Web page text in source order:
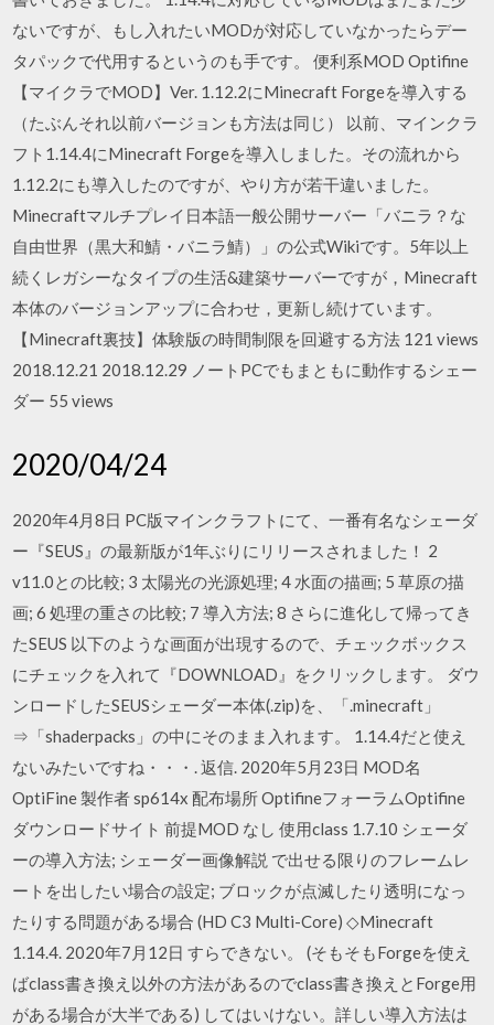
ないですが、もし入れたいMODが対応していなかったらデー
タパックで代用するというのも手です。 便利系MOD Optifine
【マイクラでMOD】Ver. 1.12.2にMinecraft Forgeを導入する
（たぶんそれ以前バージョンも方法は同じ） 以前、マインクラ
フト1.14.4にMinecraft Forgeを導入しました。その流れから
1.12.2にも導入したのですが、やり方が若干違いました。
Minecraftマルチプレイ日本語一般公開サーバー「バニラ？な
自由世界（黒大和鯖・バニラ鯖）」の公式Wikiです。5年以上
続くレガシーなタイプの生活&建築サーバーですが，Minecraft
本体のバージョンアップに合わせ，更新し続けています。
【Minecraft裏技】体験版の時間制限を回避する方法 121 views
2018.12.21 2018.12.29 ノートPCでもまともに動作するシェー
ダー 55 views
2020/04/24
2020年4月8日 PC版マインクラフトにて、一番有名なシェーダ
ー『SEUS』の最新版が1年ぶりにリリースされました！ 2
v11.0との比較; 3 太陽光の光源処理; 4 水面の描画; 5 草原の描
画; 6 処理の重さの比較; 7 導入方法; 8 さらに進化して帰ってき
たSEUS 以下のような画面が出現するので、チェックボックス
にチェックを入れて『DOWNLOAD』をクリックします。 ダウ
ンロードしたSEUSシェーダー本体(.zip)を、「.minecraft」
⇒「shaderpacks」の中にそのまま入れます。 1.14.4だと使え
ないみたいですね・・・. 返信. 2020年5月23日 MOD名
OptiFine 製作者 sp614x 配布場所 OptifineフォーラムOptifine
ダウンロードサイト 前提MOD なし 使用class 1.7.10 シェーダ
ーの導入方法; シェーダー画像解説 で出せる限りのフレームレ
ートを出したい場合の設定; ブロックが点滅したり透明になっ
たりする問題がある場合 (HD C3 Multi-Core) ◇Minecraft
1.14.4. 2020年7月12日 すらできない。 (そもそもForgeを使え
ばclass書き換え以外の方法があるのでclass書き換えとForge用
がある場合が大半である) してはいけない。詳しい導入方法は